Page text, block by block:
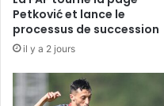
Petković et lance le
processus de succession
il y a 2 jours